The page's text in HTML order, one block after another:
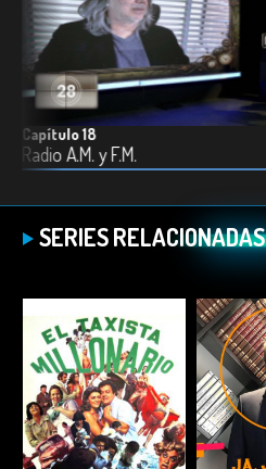
Capítulo 18
Radio A.M. y F.M.
SERIES RELACIONADAS